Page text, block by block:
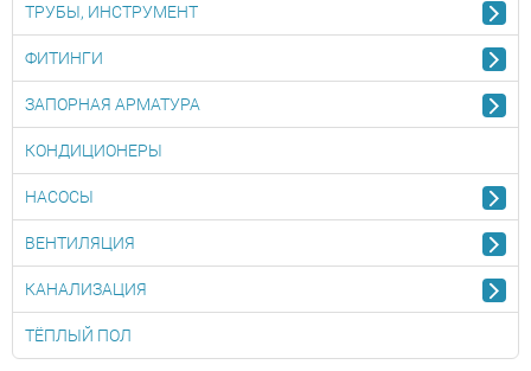
ТРУБЫ, ИНСТРУМЕНТ
ФИТИНГИ
ЗАПОРНАЯ АРМАТУРА
КОНДИЦИОНЕРЫ
НАСОСЫ
ВЕНТИЛЯЦИЯ
КАНАЛИЗАЦИЯ
ТЁПЛЫЙ ПОЛ